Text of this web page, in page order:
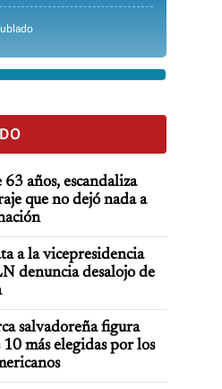
63 años, escandaliza
que no dejó nada a
a la vicepresidencia
denuncia desalojo de
salvadoreña figura
más elegidas por los